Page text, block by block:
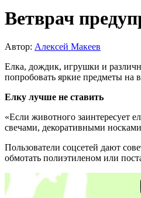
Ветврач
Автор: Алексей Макеев
Елка, дождик, игрушки и
попробовать яркие предметы на
Елку лучше не ставить
«Если животного заинтересует
свечами, декоративными
Пользователи соцсетей дают
обмотать полиэтиленом или